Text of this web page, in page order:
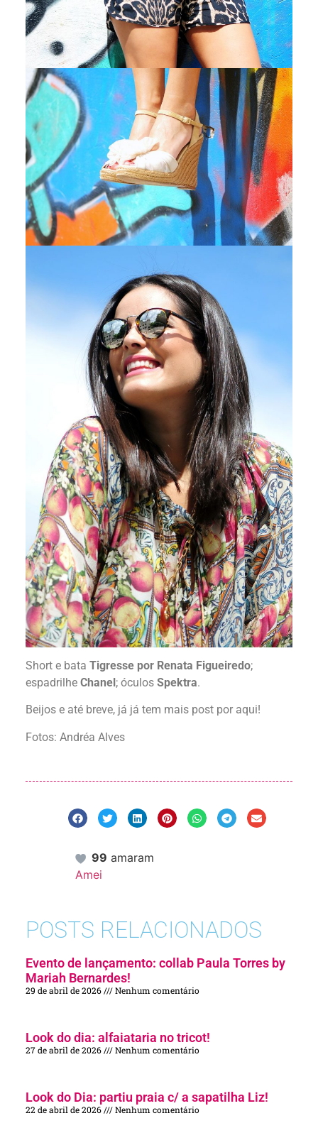
Short e bata Tigresse por Renata Figueiredo;
espadrilhe Chanel; óculos Spektra.
Beijos e até breve, já já tem mais post por aqui!
Fotos: Andréa Alves
99 amaram
Amei
POSTS RELACIONADOS
Evento de lançamento: collab Paula Torres by
Mariah Bernardes!
29 de abril de 2026 Nenhum comentário
Look do dia: alfaiataria no tricot!
27 de abril de 2026 Nenhum comentário
Look do Dia: partiu praia c/ a sapatilha Liz!
22 de abril de 2026 Nenhum comentário